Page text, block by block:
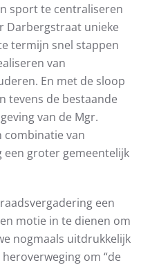
sport te centraliseren
Darbergstraat unieke
termijn snel stappen
van
En met de sloop
tevens de bestaande
van de Mgr.
combinatie van
groter gemeentelijk
een
motie in te dienen om
nogmaals uitdrukkelijk
om “de